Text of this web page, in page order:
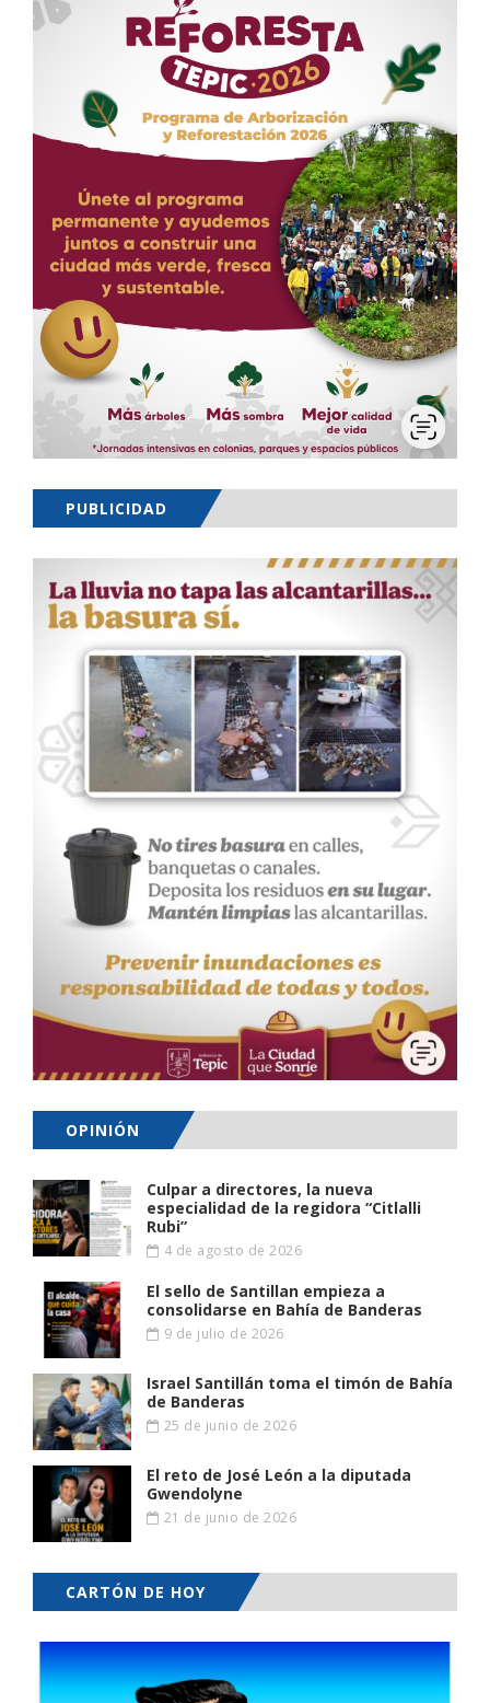
PUBLICIDAD
OPINIÓN
Culpar a directores, la nueva
especialidad de la regidora “Citlalli
Rubi”
4 de agosto de 2026
El sello de Santillan empieza a
consolidarse en Bahía de Banderas
9 de julio de 2026
Israel Santillán toma el timón de Bahía
de Banderas
25 de junio de 2026
El reto de José León a la diputada
Gwendolyne
21 de junio de 2026
CARTÓN DE HOY